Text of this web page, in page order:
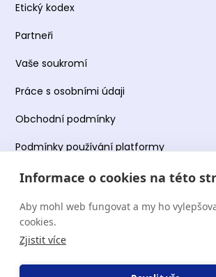
Informace o cookies na této
Aby mohl web fungovat a my ho
cookies.
Zjistit více
Etický kodex
Partneři
Vaše soukromí
Práce s osobními údaji
Obchodní podmínky
Podmínky používání platformy
Copyright Terapie CZ s.r.o. 2026.
vyhrazena. Web provozuje Terapie